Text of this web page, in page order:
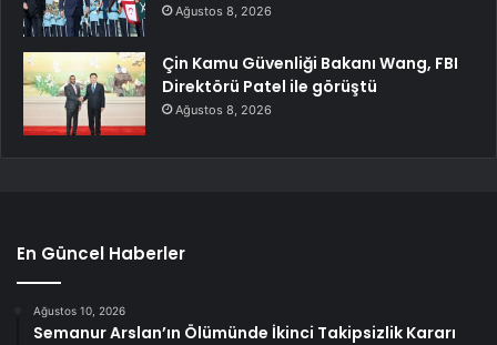
Ağustos 8, 2026
Çin Kamu Güvenliği Bakanı Wang, FBI
Direktörü Patel ile görüştü
Ağustos 8, 2026
En Güncel Haberler
Ağustos 10, 2026
Semanur Arslan’ın Ölümünde İkinci Takipsizlik Kararı